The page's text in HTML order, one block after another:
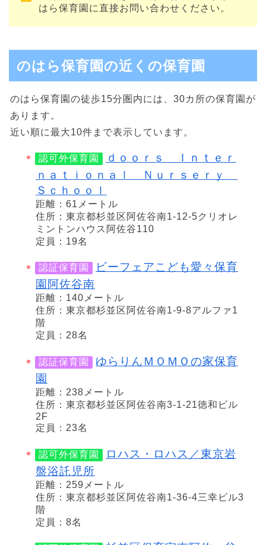
はら保育園に直接お問い合わせください。
のはら保育園の近くの保育園
のはら保育園の徒歩15分圏内には、30カ所の保育園が
あります。
近い順に最大10件まで表示しています。
認可外保育園
ｄｏｏｒｓ Ｉｎｔｅｒ
ｎａｔｉｏｎａｌ Ｎｕｒｓｅｒｙ
Ｓｃｈｏｏｌ
距離：61メートル
住所：東京都杉並区阿佐谷南1-12-5クリオレ
ミントンハウス阿佐谷110
定員：19名
認証保育園
ビーフェアこども愛々保育
園阿佐谷南
距離：140メートル
住所：東京都杉並区阿佐谷南1-9-8アルファ1
階
定員：28名
認証保育園
ゆらりんＭＯＭＯの家保育
園
距離：238メートル
住所：東京都杉並区阿佐谷南3-1-21徳和ビル
2F
定員：23名
認可外保育園
ロハス・ロハス／東京岩
盤浴託児所
距離：259メートル
住所：東京都杉並区阿佐谷南1-36-4三幸ビル3
階
定員：8名